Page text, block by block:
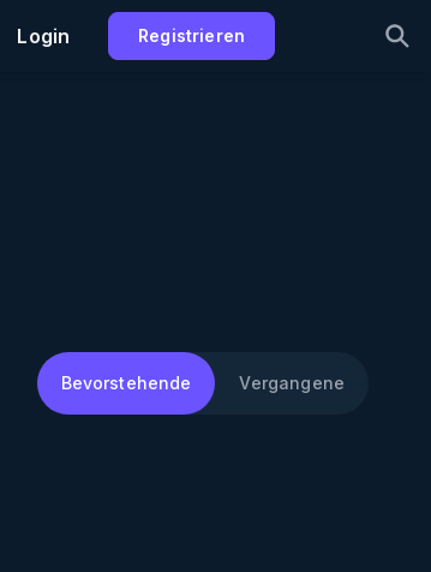
Login Registrieren
Bevorstehende Vergangene